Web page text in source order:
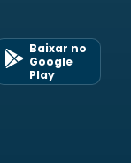
Baixar no
Google
Play